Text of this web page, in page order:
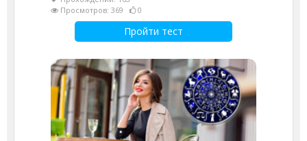
Просмотров: 369
0
Пройти тест